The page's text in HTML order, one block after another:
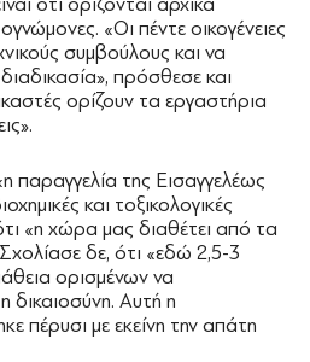
«Οι πέντε οικογένειες
συμβούλους και να
πρόσθεσε και
ορίζουν τα εργαστήρια
παραγγελία της Εισαγγελέως
και τοξικολογικές
«η χώρα μας διαθέτει από τα
δε, ότι «εδώ 2,5-3
ορισμένων να
δικαιοσύνη. Αυτή η
πέρυσι με εκείνη την απάτη